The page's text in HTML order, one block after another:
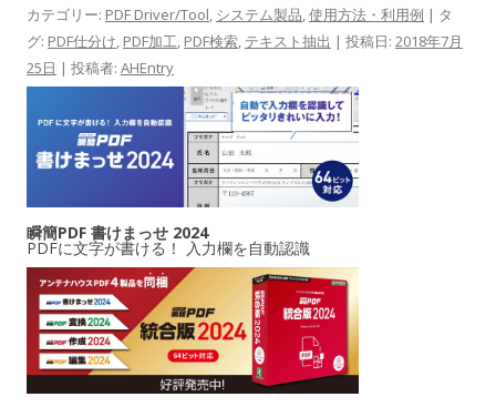
カテゴリー: PDF Driver/Tool, システム製品,使用方法・利用例 | タ
グ: PDF仕分け, PDF加工, PDF検索, テキスト抽出 | 投稿日: 2018年7月
25日 | 投稿者: AHEntry
瞬簡PDF 書けまっせ 2024
PDFに文字が書ける！ 入力欄を自動認識